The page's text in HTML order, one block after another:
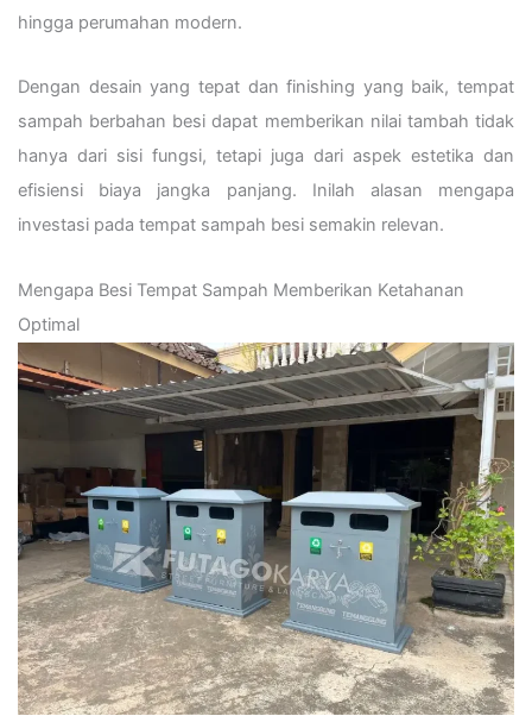
hingga perumahan modern.
Dengan desain yang tepat dan finishing yang baik, tempat
sampah berbahan besi dapat memberikan nilai tambah tidak
hanya dari sisi fungsi, tetapi juga dari aspek estetika dan
efisiensi biaya jangka panjang. Inilah alasan mengapa
investasi pada tempat sampah besi semakin relevan.
Mengapa Besi Tempat Sampah Memberikan Ketahanan
Optimal